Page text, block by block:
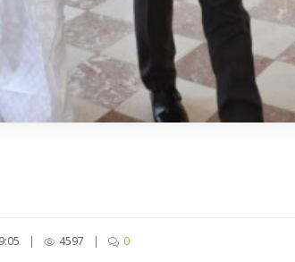
| 4597 | 0